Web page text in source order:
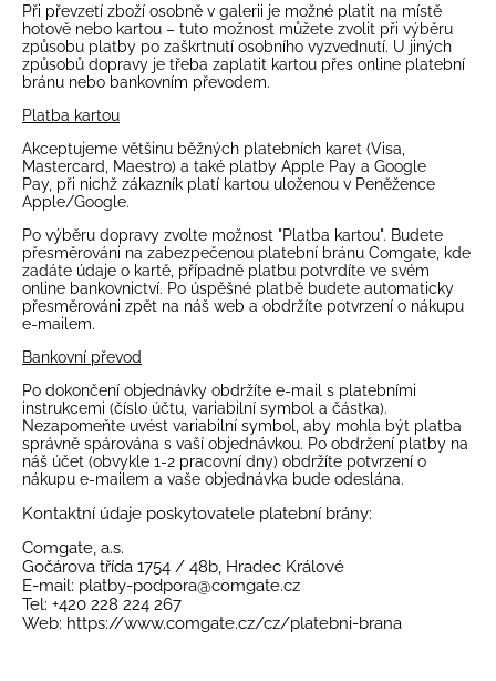
Při převzetí zboží osobně v galerii je možné platit na místě
hotově nebo kartou – tuto možnost můžete zvolit při výběru
způsobu platby po zaškrtnutí osobního vyzvednutí. U jiných
způsobů dopravy je třeba zaplatit kartou přes online platební
bránu nebo bankovním převodem.
Platba kartou
Akceptujeme většinu běžných platebních karet (Visa,
Mastercard, Maestro) a také platby Apple Pay a Google
Pay, při nichž zákazník platí kartou uloženou v Peněžence
Apple/Google.
Po výběru dopravy zvolte možnost "Platba kartou". Budete
přesměrováni na zabezpečenou platební bránu Comgate, kde
zadáte údaje o kartě, případně platbu potvrdíte ve svém
online bankovnictví. Po úspěšné platbě budete automaticky
přesměrováni zpět na náš web a obdržíte potvrzení o nákupu
e-mailem.
Bankovní převod
Po dokončení objednávky obdržíte e-mail s platebními
instrukcemi (číslo účtu, variabilní symbol a částka).
Nezapomeňte uvést variabilní symbol, aby mohla být platba
správně spárována s vaší objednávkou. Po obdržení platby na
náš účet (obvykle 1-2 pracovní dny) obdržíte potvrzení o
nákupu e-mailem a vaše objednávka bude odeslána.
Kontaktní údaje poskytovatele platební brány:
Comgate, a.s.
Gočárova třída 1754 / 48b, Hradec Králové
E-mail: platby-podpora@comgate.cz
Tel: +420 228 224 267
Web: https://www.comgate.cz/cz/platebni-brana